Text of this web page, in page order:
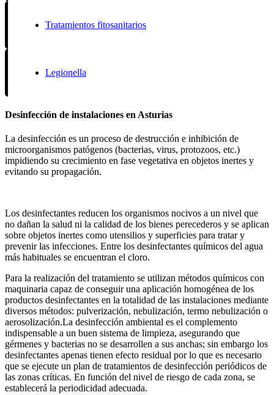
Tratamientos fitosanitarios
Legionella
Desinfección de instalaciones en Asturias
La desinfección es un proceso de destrucción e inhibición de
microorganismos patógenos (bacterias, virus, protozoos, etc.)
impidiendo su crecimiento en fase vegetativa en objetos inertes y
evitando su propagación.
Los desinfectantes reducen los organismos nocivos a un nivel que
no dañan la salud ni la calidad de los bienes perecederos y se aplican
sobre objetos inertes como utensilios y superficies para tratar y
prevenir las infecciones. Entre los desinfectantes químicos del agua
más habituales se encuentran el cloro.
Para la realización del tratamiento se utilizan métodos químicos con
maquinaria capaz de conseguir una aplicación homogénea de los
productos desinfectantes en la totalidad de las instalaciones mediante
diversos métodos: pulverización, nebulización, termo nebulización o
aerosolización.La desinfección ambiental es el complemento
indispensable a un buen sistema de limpieza, asegurando que
gérmenes y bacterias no se desarrollen a sus anchas; sin embargo los
desinfectantes apenas tienen efecto residual por lo que es necesario
que se ejecute un plan de tratamientos de desinfección periódicos de
las zonas críticas. En función del nivel de riesgo de cada zona, se
establecerá la periodicidad adecuada.